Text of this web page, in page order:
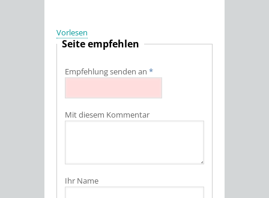
Vorlesen
Seite empfehlen
Empfehlung senden an *
Mit diesem Kommentar
Ihr Name